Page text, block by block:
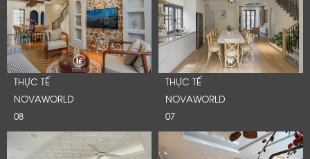
THỰC TẾ
NOVAWORLD
08
THỰC TẾ
NOVAWORLD
07